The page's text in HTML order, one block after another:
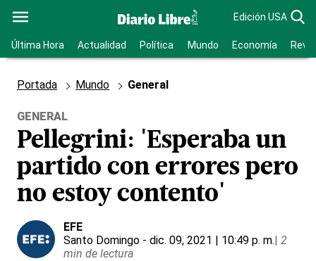
Edición USA
Última Hora Actualidad Política Mundo Economía
Portada Mundo General
GENERAL
Pellegrini: 'Esperaba un
partido con errores pero
no estoy contento'
EFE
Santo Domingo - dic. 09, 2021 | 10:49 p. m.| 2
min de lectura